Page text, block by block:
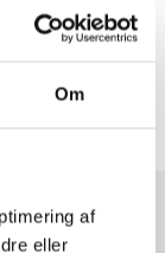
Om
af
eller